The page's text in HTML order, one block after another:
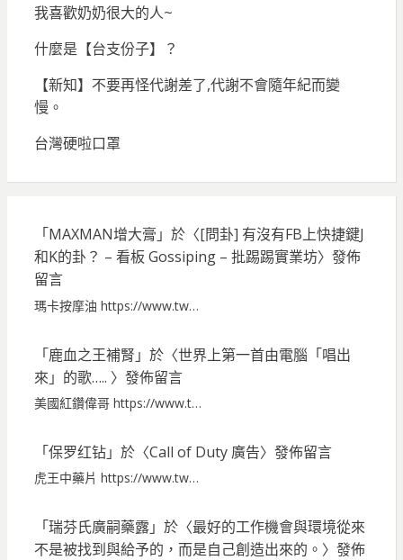
我喜歡奶奶很大的人~
什麼是【台支份子】？
【新知】不要再怪代謝差了,代謝不會隨年紀而變
慢。
台灣硬啦口罩
「MAXMAN增大膏 」於〈[問卦] 有沒有FB上快捷鍵J
和K的卦？ – 看板 Gossiping – 批踢踢實業坊〉發佈
留言
瑪卡按摩油 https://www.tw…
「鹿血之王補腎 」於〈世界上第一首由電腦「唱出
來」的歌….. 〉發佈留言
美國紅鑽偉哥 https://www.t…
「保罗红钻」於〈Call of Duty 廣告〉發佈留言
虎王中藥片 https://www.tw…
「瑞芬氏廣嗣藥露」於〈最好的工作機會與環境從來
不是被找到與給予的，而是自己創造出來的。 〉發佈